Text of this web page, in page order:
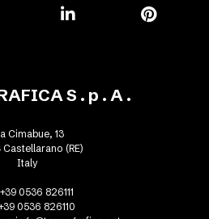
S . p . A .
Cimabue, 13
Castellarano (RE)
Italy
0536 826111
0536 826110